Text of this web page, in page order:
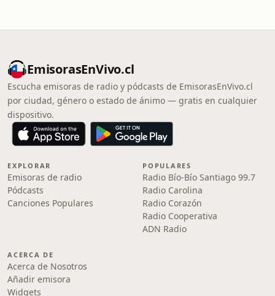
EmisorasEnVivo.cl
Escucha emisoras de radio y pódcasts de EmisorasEnVivo.cl
por ciudad, género o estado de ánimo — gratis en cualquier
dispositivo.
EXPLORAR
Emisoras de radio
Pódcasts
Canciones Populares
POPULARES
Radio Bío-Bío Santiago 99.7
Radio Carolina
Radio Corazón
Radio Cooperativa
ADN Radio
ACERCA DE
Acerca de Nosotros
Añadir emisora
Widgets